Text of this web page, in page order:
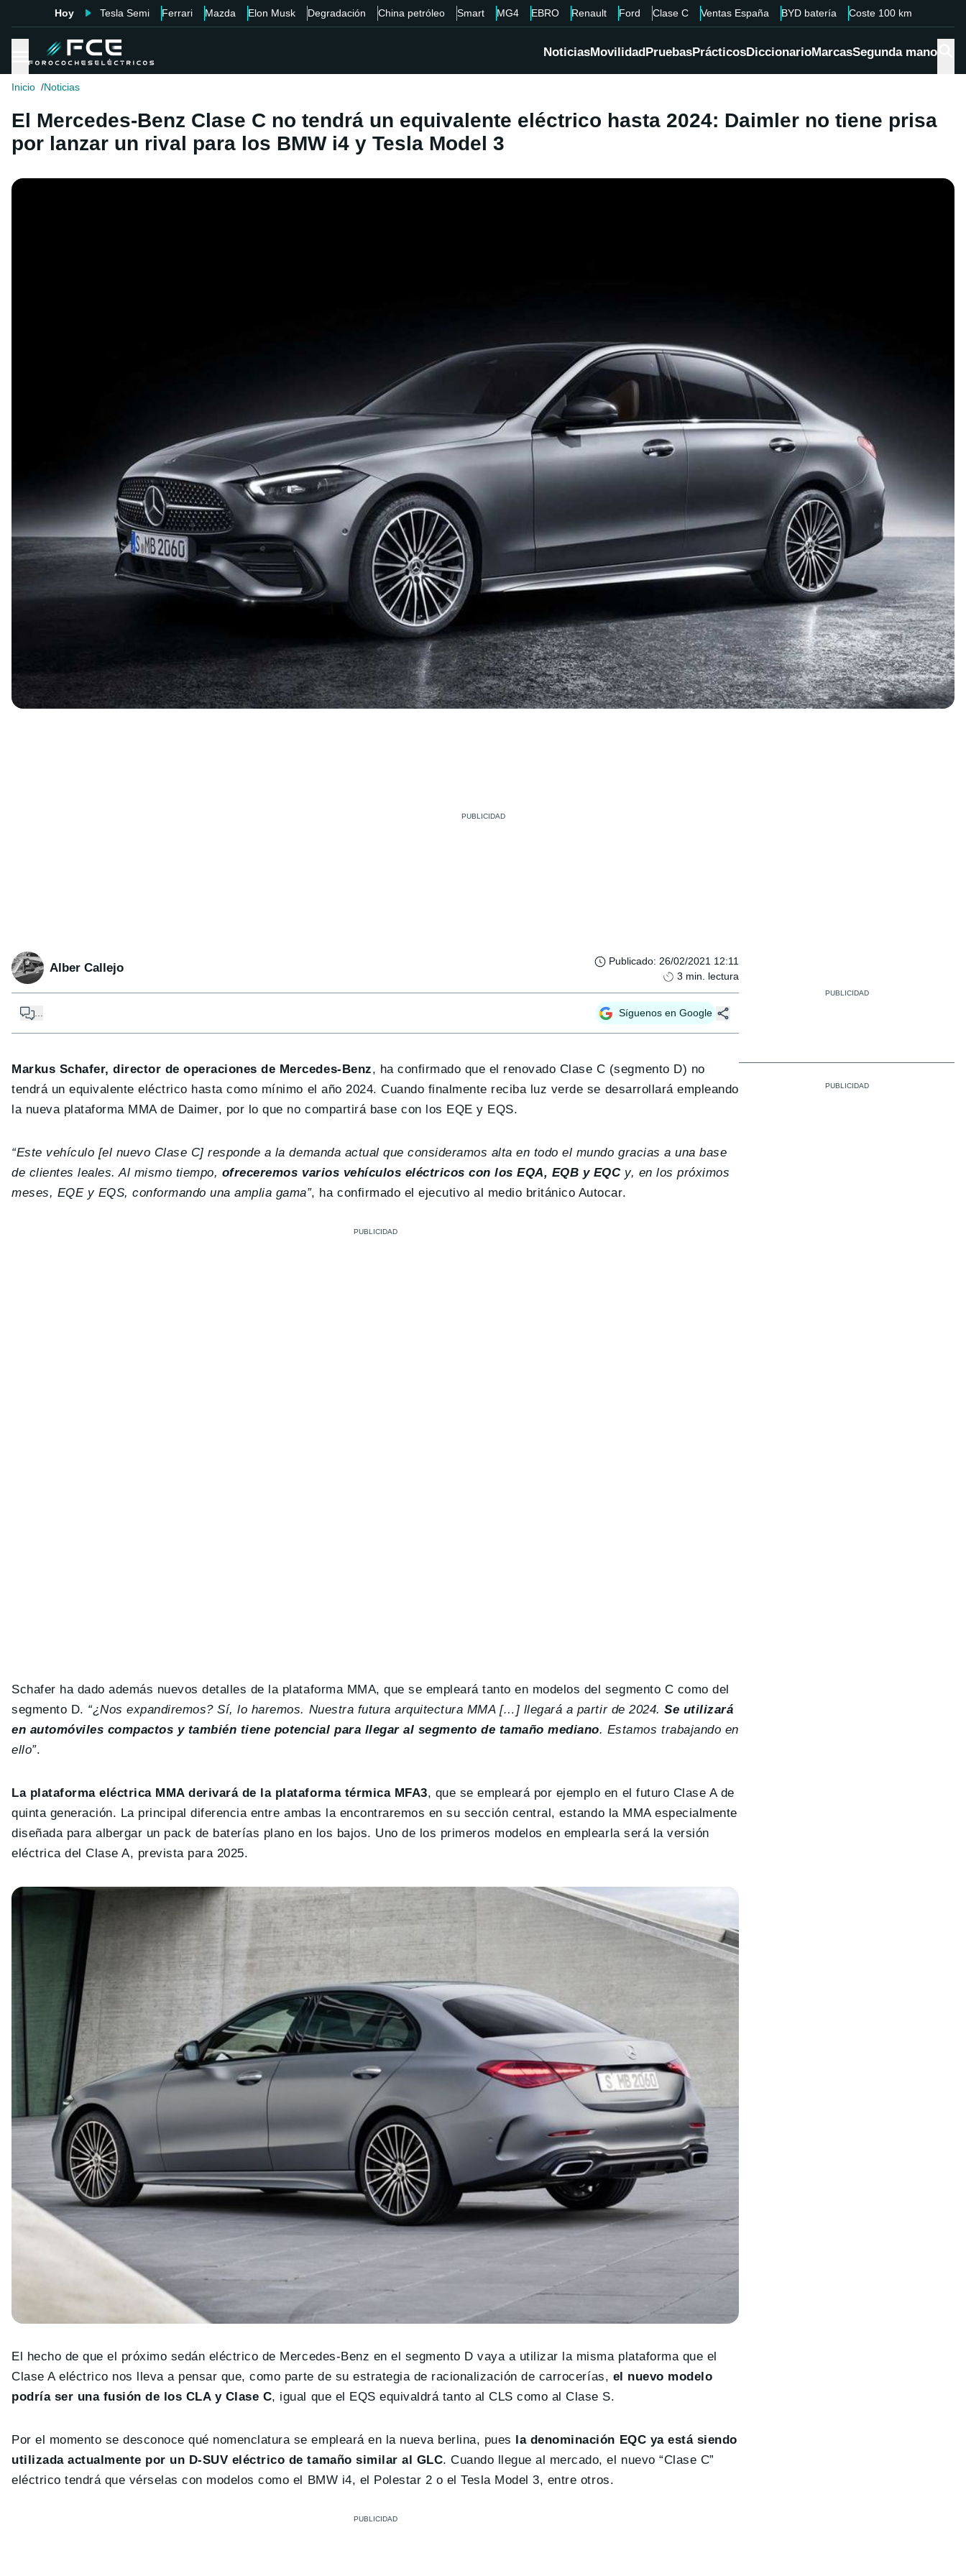
Hoy Tesla Semi Ferrari Mazda Elon Musk Degradación China petróleo Smart MG4 EBRO Renault Ford Clase C Ventas España BYD batería Coste 100 km
NoticiasMovilidadPruebasPrácticosDiccionarioMarcasSegunda mano
Inicio Noticias
El Mercedes-Benz Clase C no tendrá un equivalente eléctrico hasta 2024: Daimler no tiene prisa
por lanzar un rival para los BMW i4 y Tesla Model 3
Alber Callejo Publicado: 26/02/2021 12:11
3 min. lectura
... Síguenos en Google
Markus Schafer, director de operaciones de Mercedes-Benz, ha confirmado que el renovado Clase C (segmento D) no
tendrá un equivalente eléctrico hasta como mínimo el año 2024. Cuando finalmente reciba luz verde se desarrollará empleando
la nueva plataforma MMA de Daimer, por lo que no compartirá base con los EQE y EQS.
“Este vehículo [el nuevo Clase C] responde a la demanda actual que consideramos alta en todo el mundo gracias a una base
de clientes leales. Al mismo tiempo, ofreceremos varios vehículos eléctricos con los EQA, EQB y EQCy, en los próximos
meses, EQE y EQS, conformando una amplia gama”, ha confirmado el ejecutivo al medio británico Autocar.
Schafer ha dado además nuevos detalles de la plataforma MMA, que se empleará tanto en modelos del segmento C como del
segmento D. “¿Nos expandiremos? Sí, lo haremos. Nuestra futura arquitectura MMA […] llegará a partir de 2024.Se utilizará
en automóviles compactos y también tiene potencial para llegar al segmento de tamaño mediano. Estamos trabajando en
ello”.
La plataforma eléctrica MMA derivará de la plataforma térmica MFA3, que se empleará por ejemplo en el futuro Clase A de
quinta generación. La principal diferencia entre ambas la encontraremos en su sección central, estando la MMA especialmente
diseñada para albergar un pack de baterías plano en los bajos. Uno de los primeros modelos en emplearla será la versión
eléctrica del Clase A, prevista para 2025.
El hecho de que el próximo sedán eléctrico de Mercedes-Benz en el segmento D vaya a utilizar la misma plataforma que el
Clase A eléctrico nos lleva a pensar que, como parte de su estrategia de racionalización de carrocerías, el nuevo modelo
podría ser una fusión de los CLA y Clase C, igual que el EQS equivaldrá tanto al CLS como al Clase S.
Por el momento se desconoce qué nomenclatura se empleará en la nueva berlina, pues la denominación EQC ya está siendo
utilizada actualmente por un D-SUV eléctrico de tamaño similar al GLC. Cuando llegue al mercado, el nuevo “Clase C”
eléctrico tendrá que vérselas con modelos como el BMW i4, el Polestar 2 o el Tesla Model 3, entre otros.